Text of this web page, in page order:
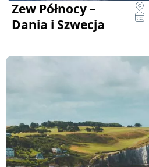
Zew Północy –
Dania i Szwecja